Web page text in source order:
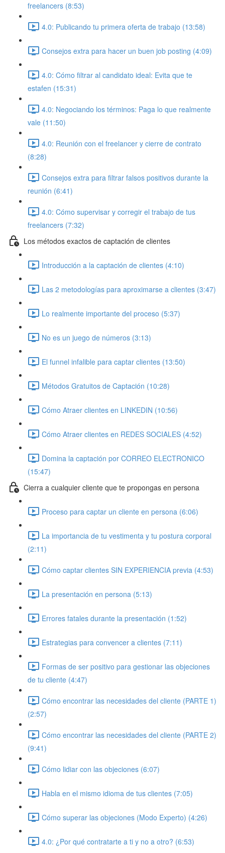
freelancers (8:53)
4.0: Publicando tu primera oferta de trabajo (13:58)
Consejos extra para hacer un buen job posting (4:09)
4.0: Cómo filtrar al candidato ideal: Evita que te
estafen (15:31)
4.0: Negociando los términos: Paga lo que realmente
vale (11:50)
4.0: Reunión con el freelancer y cierre de contrato
(8:28)
Consejos extra para filtrar falsos positivos durante la
reunión (6:41)
4.0: Cómo supervisar y corregir el trabajo de tus
freelancers (7:32)
Los métodos exactos de captación de clientes
Introducción a la captación de clientes (4:10)
Las 2 metodologías para aproximarse a clientes (3:47)
Lo realmente importante del proceso (5:37)
No es un juego de números (3:13)
El funnel infalible para captar clientes (13:50)
Métodos Gratuitos de Captación (10:28)
Cómo Atraer clientes en LINKEDIN (10:56)
Cómo Atraer clientes en REDES SOCIALES (4:52)
Domina la captación por CORREO ELECTRONICO
(15:47)
Cierra a cualquier cliente que te propongas en persona
Proceso para captar un cliente en persona (6:06)
La importancia de tu vestimenta y tu postura corporal
(2:11)
Cómo captar clientes SIN EXPERIENCIA previa (4:53)
La presentación en persona (5:13)
Errores fatales durante la presentación (1:52)
Estrategias para convencer a clientes (7:11)
Formas de ser positivo para gestionar las objeciones
de tu cliente (4:47)
Cómo encontrar las necesidades del cliente (PARTE 1)
(2:57)
Cómo encontrar las necesidades del cliente (PARTE 2)
(9:41)
Cómo lidiar con las objeciones (6:07)
Habla en el mismo idioma de tus clientes (7:05)
Cómo superar las objeciones (Modo Experto) (4:26)
4.0: ¿Por qué contratarte a ti y no a otro? (6:53)